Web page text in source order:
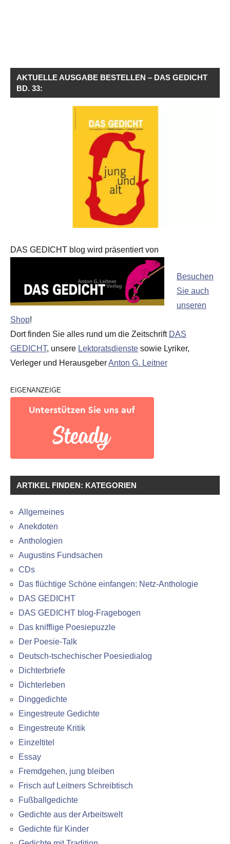
AKTUELLE AUSGABE BESTELLEN – DAS GEDICHT
BD. 33:
DAS GEDICHT blog wird präsentiert von
Besuchen
Sie auch
unseren
Shop!
Dort finden Sie alles rund um die Zeitschrift DAS
GEDICHT, unsere Lektoratsdienste sowie Lyriker,
Verleger und HerausgeberAnton G. Leitner
EIGENANZEIGE
ARTIKEL FINDEN: KATEGORIEN
Allgemeines
Anekdoten
Anthologien
Augustins Fundsachen
CDs
Das flüchtige Schöne einfangen: Netz-Anthologie
DAS GEDICHT
DAS GEDICHT blog-Fragebogen
Das knifflige Poesiepuzzle
Der Poesie-Talk
Deutsch-tschechischer Poesiedialog
Dichterbriefe
Dichterleben
Dinggedichte
Eingestreute Gedichte
Eingestreute Kritik
Einzeltitel
Essay
Fremdgehen, jung bleiben
Frisch auf Leitners Schreibtisch
Fußballgedichte
Gedichte aus der Arbeitswelt
Gedichte für Kinder